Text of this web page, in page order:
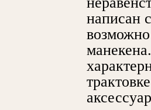
написан